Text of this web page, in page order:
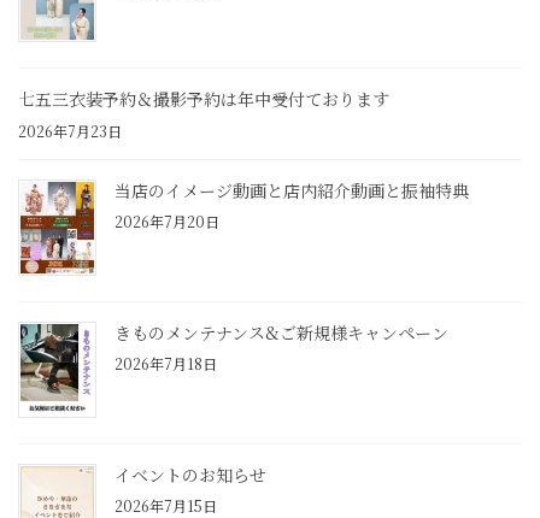
七五三衣装予約＆撮影予約は年中受付ております
2026年7月23日
当店のイメージ動画と店内紹介動画と振袖特典
2026年7月20日
きものメンテナンス&ご新規様キャンペーン
2026年7月18日
イベントのお知らせ
2026年7月15日